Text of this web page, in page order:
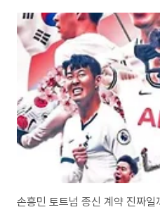
손흥민 토트넘 종신 계약 진짜일